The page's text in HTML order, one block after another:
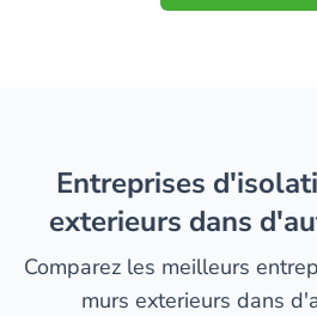
entreprises d'isolation des murs
exterieurs dans
Comparez les meilleurs
murs exterieurs dans